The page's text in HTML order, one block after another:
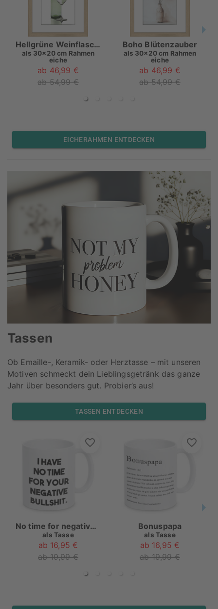
Hellgrüne Weinflasche mit Glas
als 30x20 cm Rahmen
eiche
ab 46,99 €
ab 54,99 €
Boho Blütenzauber
als 30x20 cm Rahmen
eiche
ab 46,99 €
ab 54,99 €
EICHERAHMEN ENTDECKEN
Tassen
Ob Emaille-, Keramik- oder Herztasse – mit unseren
Motiven schmeckt dein Lieblingsgetränk das ganze
Jahr über besonders gut. Probier’s aus!
TASSEN ENTDECKEN
No time for negative bullshit
als Tasse
ab 16,95 €
ab 19,99 €
Bonuspapa
als Tasse
ab 16,95 €
ab 19,99 €